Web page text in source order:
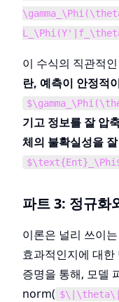
이 수식의 직관적
란, 예측이 안정적
기고 정보를 잘 압
체의 불확실성을
파트 3: 정규화
이론은 널리 쓰이
효과적인지에 대
증명을 통해, 모델
norm(